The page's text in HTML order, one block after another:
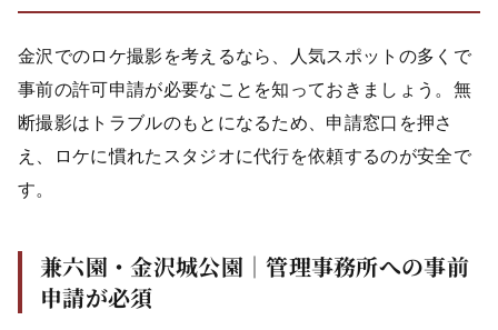
金沢でのロケ撮影を考えるなら、人気スポットの多くで
事前の許可申請が必要なことを知っておきましょう。無
断撮影はトラブルのもとになるため、申請窓口を押さ
え、ロケに慣れたスタジオに代行を依頼するのが安全で
す。
兼六園・金沢城公園｜管理事務所への事前
申請が必須